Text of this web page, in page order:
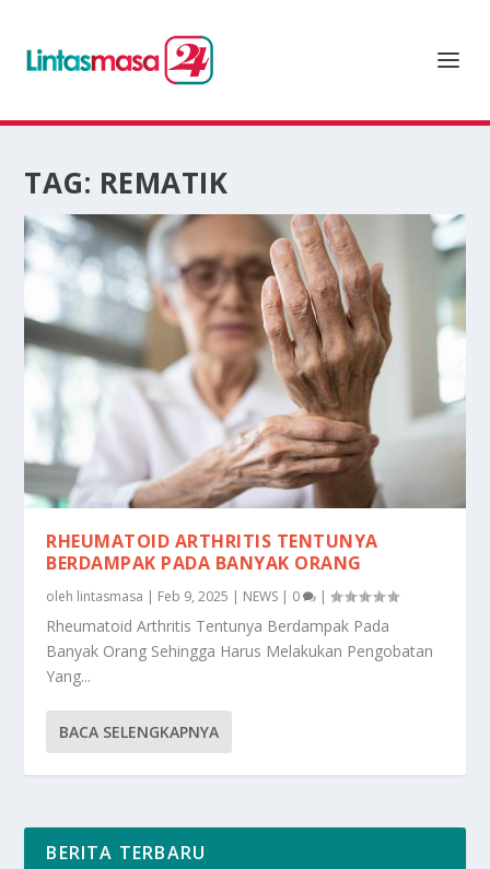
TAG: REMATIK
RHEUMATOID ARTHRITIS TENTUNYA
BERDAMPAK PADA BANYAK ORANG
oleh lintasmasa | Feb 9, 2025 | NEWS | 0 |
Rheumatoid Arthritis Tentunya Berdampak Pada
Banyak Orang Sehingga Harus Melakukan Pengobatan
Yang...
BACA SELENGKAPNYA
BERITA TERBARU